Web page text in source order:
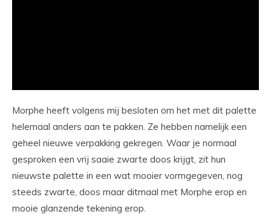
Morphe heeft volgens mij besloten om het met dit palette
helemaal anders aan te pakken. Ze hebben namelijk een
geheel nieuwe verpakking gekregen. Waar je normaal
gesproken een vrij saaie zwarte doos krijgt, zit hun
nieuwste palette in een wat mooier vormgegeven, nog
steeds zwarte, doos maar ditmaal met Morphe erop en
mooie glanzende tekening erop.